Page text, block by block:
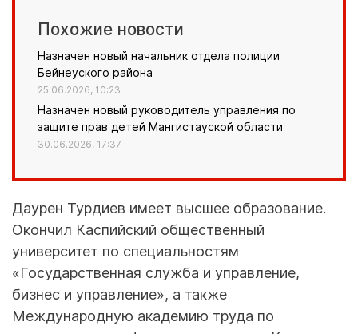
Похожие новости
Назначен новый начальник отдела полиции
Бейнеуского района
25.06.2026, 10:23
Назначен новый руководитель управления по
защите прав детей Мангистауской области
30.06.2026, 17:37
Даурен Турдиев имеет высшее образование.
Окончил Каспийский общественный
университет по специальностям
«Государственная служба и управление,
бизнес и управление», а также
Международную академию труда по